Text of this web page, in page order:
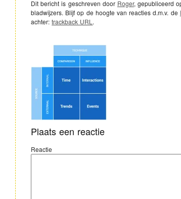
Dit bericht is geschreven door Roger, gepubliceerd
bladwijzers. Blijf op de hoogte van reacties d.m.v. de
achter:trackback URL .
Plaats een reactie
Reactie